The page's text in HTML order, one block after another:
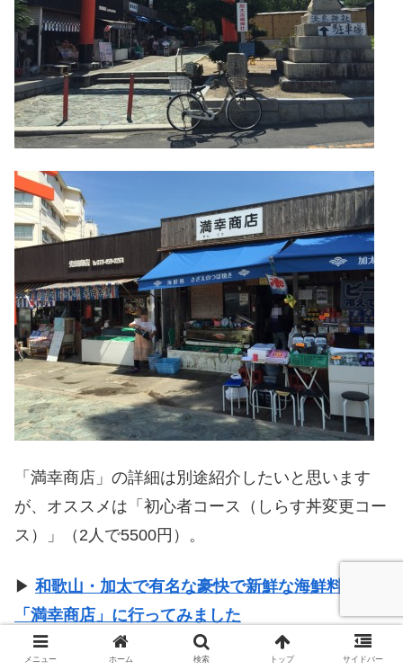
「満幸商店」の詳細は別途紹介したいと思います
が、オススメは「初心者コース（しらす丼変更コー
ス）」（2人で5500円）。
▶ 和歌山・加太で有名な豪快で新鮮な海鮮料理
「満幸商店」に行ってみました
メニュー ホーム 検索 トップ サイドバー